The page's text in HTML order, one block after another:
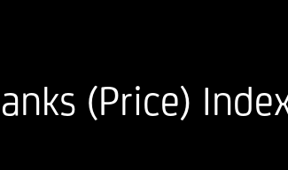
(Price)